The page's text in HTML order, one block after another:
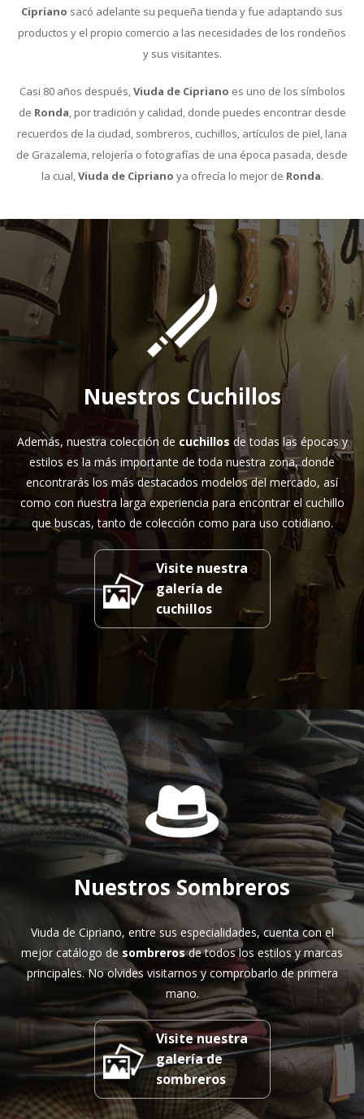
Cipriano sacó adelante su pequeña tienda y fue adaptando sus
productos y el propio comercio a las necesidades de los rondeños
y sus visitantes.
Casi 80 años después,Viuda de Cipriano es uno de los símbolos
de Ronda, por tradición y calidad, donde puedes encontrar desde
recuerdos de la ciudad, sombreros, cuchillos, artículos de piel, lana
de Grazalema, relojería o fotografías de una época pasada, desde
la cual,Viuda de Cipriano ya ofrecía lo mejor de Ronda.
Nuestros Cuchillos
Además, nuestra colección de cuchillos de todas las épocas y
estilos es la más importante de toda nuestra zona, donde
encontrarás los más destacados modelos del mercado, así
como con nuestra larga experiencia para encontrar el cuchillo
que buscas, tanto de colección como para uso cotidiano.
Visite nuestra
galería de
cuchillos
Nuestros Sombreros
Viuda de Cipriano, entre sus especialidades, cuenta con el
mejor catálogo desombrerosde todos los estilos y marcas
principales. No olvides visitarnos y comprobarlo de primera
mano.
Visite nuestra
galería de
sombreros